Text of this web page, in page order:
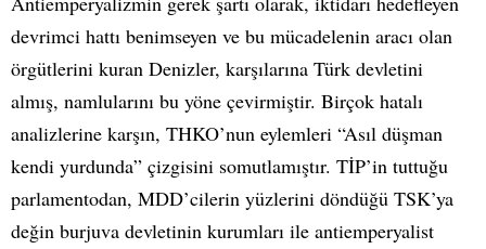
devrimci hattı benimseyen ve bu mücadelenin aracı olan
örgütlerini kuran Denizler, karşılarına Türk devletini
almış, namlularını bu yöne çevirmiştir. Birçok hatalı
analizlerine karşın, THKO’nun eylemleri “Asıl düşman
kendi yurdunda” çizgisini somutlamıştır. TİP’in tuttuğu
parlamentodan, MDD’cilerin yüzlerini döndüğü TSK’ya
değin burjuva devletinin kurumları ile antiemperyalist